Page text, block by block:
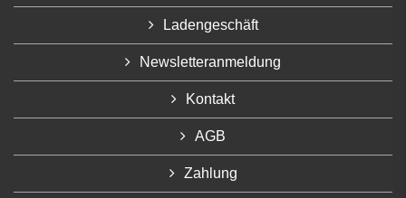
Ladengeschäft
Newsletteranmeldung
Kontakt
AGB
Zahlung